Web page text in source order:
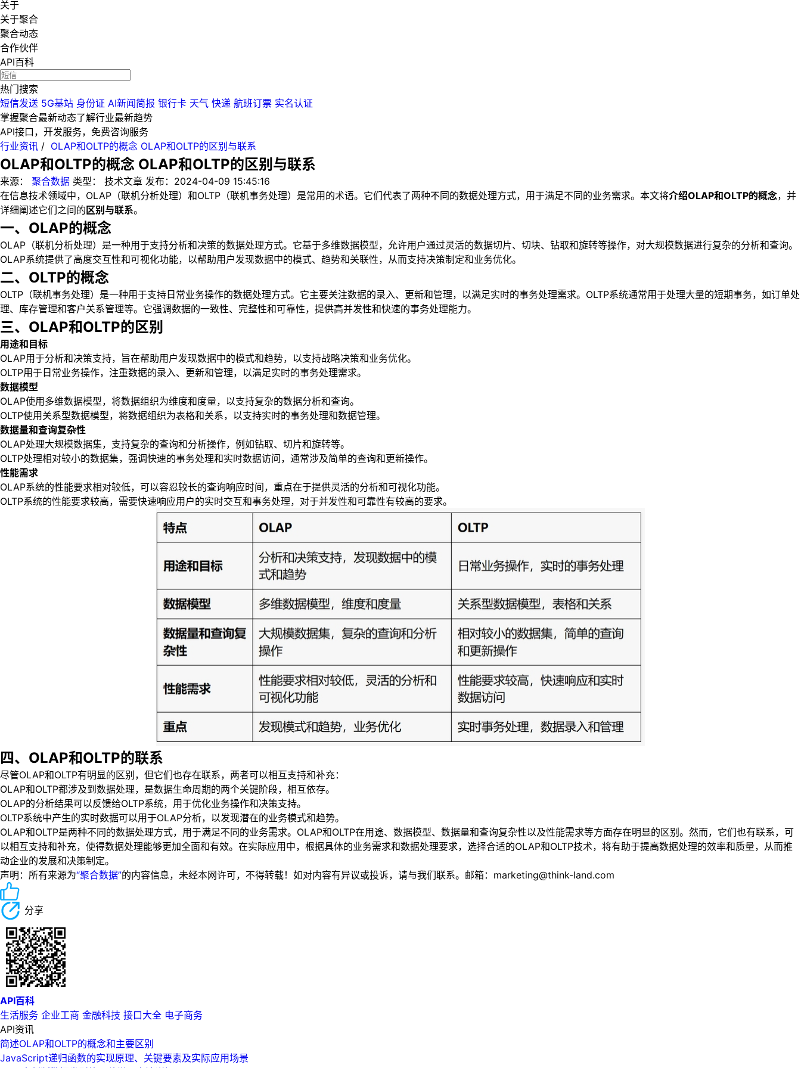
关于
关于聚合
聚合动态
合作伙伴
API百科
热门搜索
短信发送 5G基站 身份证 AI新闻简报 银行卡 天气 快递 航班订票 实名认证
掌握聚合最新动态了解行业最新趋势
API接口，开发服务，免费咨询服务
行业资讯 / OLAP和OLTP的概念 OLAP和OLTP的区别与联系
OLAP和OLTP的概念 OLAP和OLTP的区别与联系
来源： 聚合数据 类型： 技术文章 发布： 2024-04-09 15:45:16
在信息技术领域中，OLAP（联机分析处理）和OLTP（联机事务处理）是常用的术语。它们代表了两种不同的数据处理方式，用于满足不同的业务需求。本文将介绍OLAP和OLTP的概念，并
详细阐述它们之间的 区别与联系。
一、OLAP的概念
OLAP（联机分析处理）是一种用于支持分析和决策的数据处理方式。它基于多维数据模型，允许用户通过灵活的数据切片、切块、钻取和旋转等操作，对大规模数据进行复杂的分析和查询。
OLAP系统提供了高度交互性和可视化功能，以帮助用户发现数据中的模式、趋势和关联性，从而支持决策制定和业务优化。
二、OLTP的概念
OLTP（联机事务处理）是一种用于支持日常业务操作的数据处理方式。它主要关注数据的录入、更新和管理，以满足实时的事务处理需求。OLTP系统通常用于处理大量的短期事务，如订单处
理、库存管理和客户关系管理等。它强调数据的一致性、完整性和可靠性，提供高并发性和快速的事务处理能力。
三、OLAP和OLTP的区别
用途和目标
OLAP用于分析和决策支持，旨在帮助用户发现数据中的模式和趋势，以支持战略决策和业务优化。
OLTP用于日常业务操作，注重数据的录入、更新和管理，以满足实时的事务处理需求。
数据模型
OLAP使用多维数据模型，将数据组织为维度和度量，以支持复杂的数据分析和查询。
OLTP使用关系型数据模型，将数据组织为表格和关系，以支持实时的事务处理和数据管理。
数据量和查询复杂性
OLAP处理大规模数据集，支持复杂的查询和分析操作，例如钻取、切片和旋转等。
OLTP处理相对较小的数据集，强调快速的事务处理和实时数据访问，通常涉及简单的查询和更新操作。
性能需求
OLAP系统的性能要求相对较低，可以容忍较长的查询响应时间，重点在于提供灵活的分析和可视化功能。
OLTP系统的性能要求较高，需要快速响应用户的实时交互和事务处理，对于并发性和可靠性有较高的要求。
四、OLAP和OLTP的联系
尽管OLAP和OLTP有明显的区别，但它们也存在联系，两者可以相互支持和补充：
OLAP和OLTP都涉及到数据处理，是数据生命周期的两个关键阶段，相互依存。
OLAP的分析结果可以反馈给OLTP系统，用于优化业务操作和决策支持。
OLTP系统中产生的实时数据可以用于OLAP分析，以发现潜在的业务模式和趋势。
OLAP和OLTP是两种不同的数据处理方式，用于满足不同的业务需求。OLAP和OLTP在用途、数据模型、数据量和查询复杂性以及性能需求等方面存在明显的区别。然而，它们也有联系，可
以相互支持和补充，使得数据处理能够更加全面和有效。在实际应用中，根据具体的业务需求和数据处理要求，选择合适的OLAP和OLTP技术，将有助于提高数据处理的效率和质量，从而推
动企业的发展和决策制定。
声明：所有来源为“聚合数据”的内容信息，未经本网许可，不得转载！如对内容有异议或投诉，请与我们联系。邮箱：marketing@think-land.com
分享
API百科
生活服务 企业工商 金融科技 接口大全 电子商务
API资讯
简述OLAP和OLTP的概念和主要区别
JavaScript递归函数的实现原理、关键要素及实际应用场景